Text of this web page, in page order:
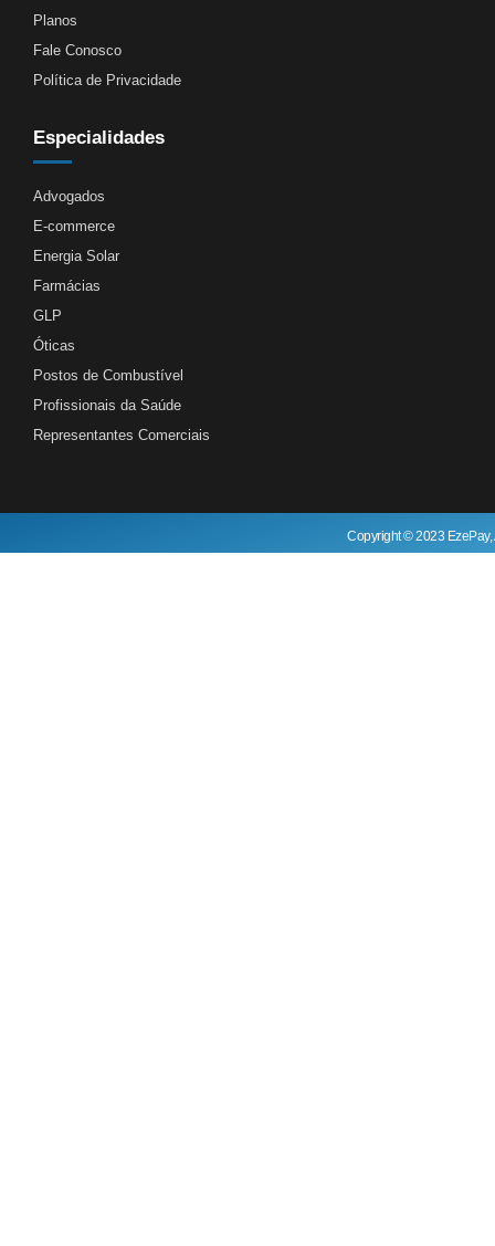
Planos
Fale Conosco
Política de Privacidade
Especialidades
Advogados
E-commerce
Energia Solar
Farmácias
GLP
Óticas
Postos de Combustível
Profissionais da Saúde
Representantes Comerciais
Copyright © 2023